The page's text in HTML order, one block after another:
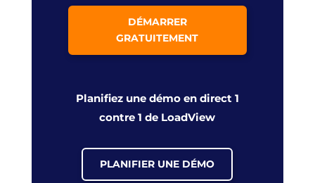
DÉMARRER
GRATUITEMENT
Planifiez une démo en direct 1
contre 1 de LoadView
PLANIFIER UNE DÉMO